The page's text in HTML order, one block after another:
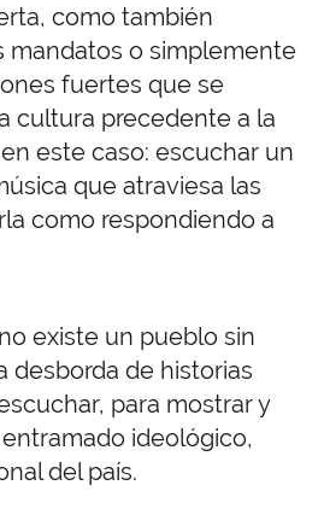
como también
mandatos o simplemente
fuertes que se
cultura precedente a la
este caso: escuchar un
que atraviesa las
como respondiendo a
existe un pueblo sin
desborda de historias
para mostrar y
ideológico,
del país.